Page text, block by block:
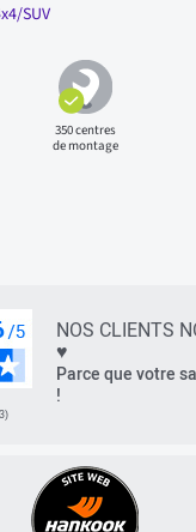
SUV
350 centres
de montage
NOS CLIENTS
♥
Parce que votre
!